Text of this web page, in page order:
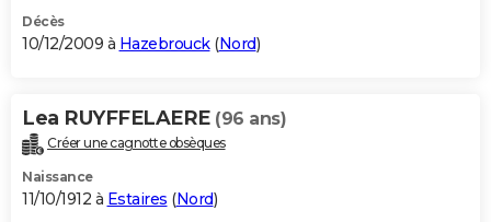
Décès
10/12/2009 à Hazebrouck(Nord)
Lea RUYFFELAERE (96 ans)
Créer une cagnotte obsèques
Naissance
11/10/1912 à Estaires (Nord)